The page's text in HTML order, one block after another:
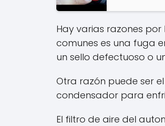
Hay varias razones
comunes es una fuga
un sello defectuoso o
Otra razón puede ser
condensador para
El filtro de aire del